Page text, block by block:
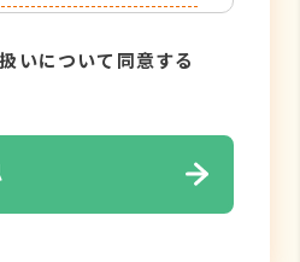
せ対応のため
いについて同意する